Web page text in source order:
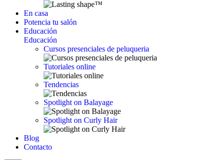
En casa
Potencia tu salón
Educación
Educación
Cursos presenciales de peluqueria
Tutoriales online
Tendencias
Spotlight on Balayage
Spotlight on Curly Hair
Blog
Contacto